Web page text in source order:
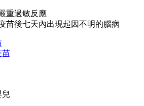
重過敏反應
苗後七天內出現起因不明的腦病
兒